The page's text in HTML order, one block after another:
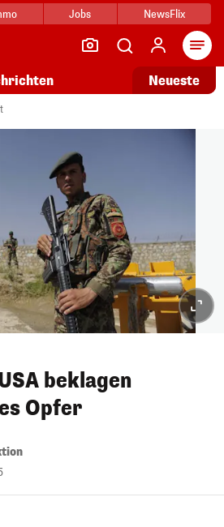
Jobs NewsFlix
Neueste
beklagen
Opfer